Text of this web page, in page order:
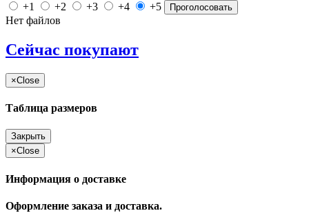
+1 +2 +3 +4 +5 Проголосовать
Нет файлов
Сейчас покупают
×Close
Таблица размеров
Закрыть
×Close
Информация о доставке
Оформление заказа и доставка.